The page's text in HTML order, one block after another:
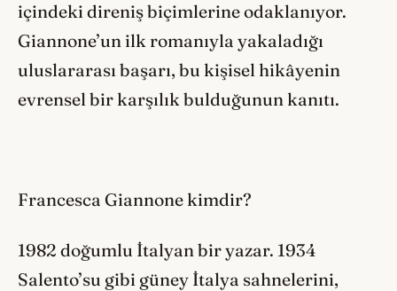
içindeki direniş biçimlerine odaklanıyor.
Giannone’un ilk romanıyla yakaladığı
uluslararası başarı, bu kişisel hikâyenin
evrensel bir karşılık bulduğunun kanıtı.
Francesca Giannone kimdir?
1982 doğumlu İtalyan bir yazar. 1934
Salento’su gibi güney İtalya sahnelerini,